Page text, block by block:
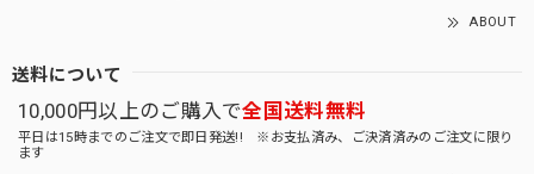
ABOUT
送料について
10,000円以上のご購入で全国送料無料
平日は15時までのご注文で即日発送!! ※お支払済み、ご決済済みのご注文に限り
ます